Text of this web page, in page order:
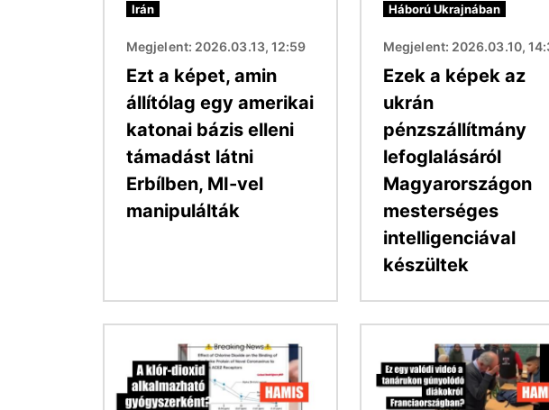
Irán
Megjelent: 2026.03.13, 12:59
Ezt a képet, amin
állítólag egy amerikai
katonai bázis elleni
támadást látni
Erbílben, MI-vel
manipulálták
Háború Ukrajnában
Megjelent: 2026.03.10,
Ezek a képek az
ukrán
pénzszállítmány
lefoglalásáról
Magyarországon
mesterséges
intelligenciával
készültek